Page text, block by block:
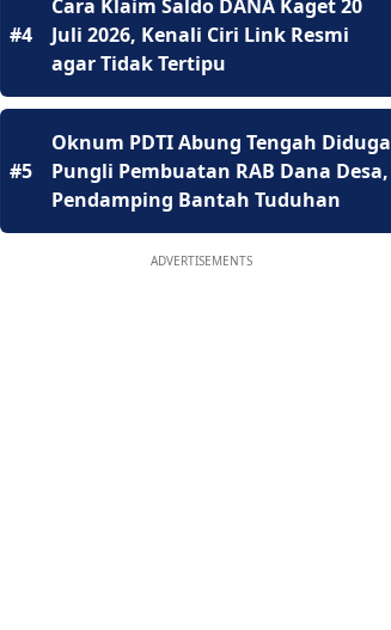
#4
Cara Klaim Saldo DANA Kaget 20
Juli 2026, Kenali Ciri Link Resmi
agar Tidak Tertipu
#5
Oknum PDTI Abung Tengah Diduga
Pungli Pembuatan RAB Dana Desa,
Pendamping Bantah Tuduhan
ADVERTISEMENTS